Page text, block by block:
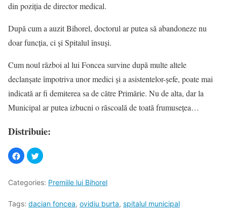
din poziţia de director medical.
După cum a auzit Bihorel, doctorul ar putea să abandoneze nu
doar funcţia, ci şi Spitalul însuşi.
Cum noul război al lui Foncea survine după multe altele
declanşate împotriva unor medici şi a asistentelor-şefe, poate mai
indicată ar fi demiterea sa de către Primărie. Nu de alta, dar la
Municipal ar putea izbucni o răscoală de toată frumuseţea…
Distribuie:
Categories: Premiile lui Bihorel
Tags: dacian foncea, ovidiu burta, spitalul municipal